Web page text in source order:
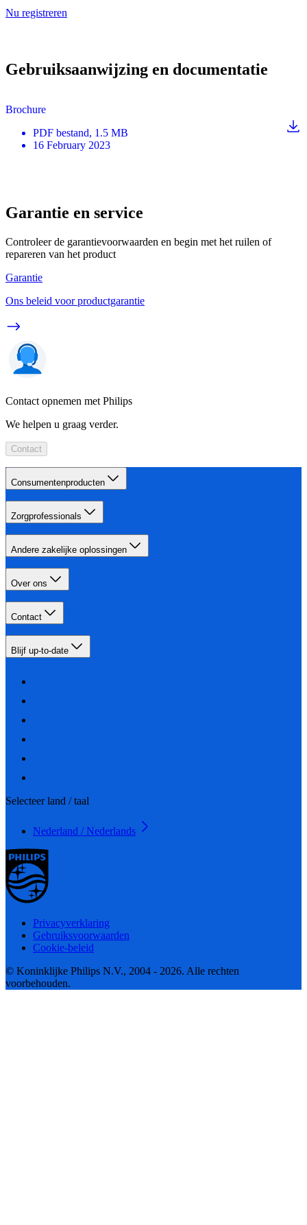
Nu registreren
Gebruiksaanwijzing en documentatie
Brochure
PDF bestand, 1.5 MB
16 February 2023
Garantie en service
Controleer de garantievoorwaarden en begin met het ruilen of
repareren van het product
Garantie
Ons beleid voor productgarantie
Contact opnemen met Philips
We helpen u graag verder.
Contact
Consumentenproducten
Zorgprofessionals
Andere zakelijke oplossingen
Over ons
Contact
Blijf up-to-date
Selecteer land / taal
Nederland / Nederlands
Privacyverklaring
Gebruiksvoorwaarden
Cookie-beleid
© Koninklijke Philips N.V., 2004 - 2026. Alle rechten
voorbehouden.